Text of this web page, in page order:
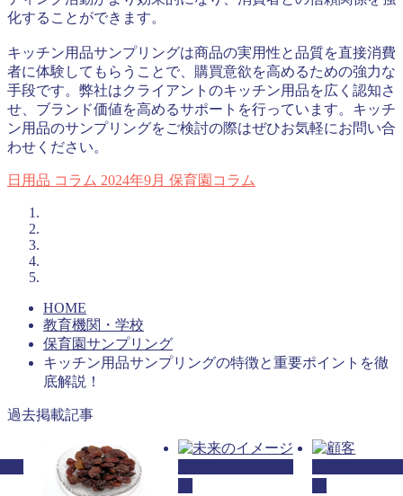
化することができます。
キッチン用品サンプリングは商品の実用性と品質を直接消費
者に体験してもらうことで、購買意欲を高めるための強力な
手段です。弊社はクライアントのキッチン用品を広く認知さ
せ、ブランド価値を高めるサポートを行っています。キッチ
ン用品のサンプリングをご検討の際はぜひお気軽にお問い合
わせください。
日用品 コラム 2024年9月 保育園コラム
HOME
教育機関・学校
保育園サンプリング
キッチン用品サンプリングの特徴と重要ポイントを徹
底解説！
過去掲載記事